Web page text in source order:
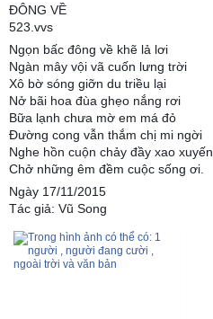
ĐÔNG VỀ
523.vvs
Ngọn bấc đông về khẽ lả lơi
Ngàn mây vội vã cuốn lưng trời
Xô bờ sóng giỡn du triều lại
Nở bãi hoa đùa ghẹo nắng rơi
Bữa lạnh chưa mờ em má đỏ
Đường cong vẫn thắm chị mi ngời
Nghe hồn cuộn chảy đầy xao xuyến
Chở những êm đềm cuộc sống ơi.
Ngày 17/11/2015
Tác giả: Vũ Song